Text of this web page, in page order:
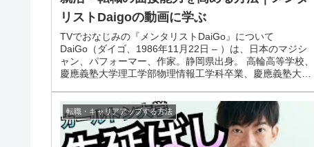
リストDaigoの動画に学ぶ
TVでおなじみの『メンタリストDaiGo』について
DaiGo（ダイゴ、1986年11月22日 – ）は、日本のマジシ
ャン、パフォーマー、作家。静岡県出身。 高輪高等学校、
慶應義塾大学理工学部物理情報工学科卒業、慶應義塾大学
転職・キャリアアップする方法